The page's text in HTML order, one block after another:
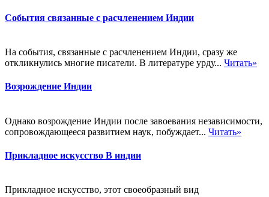
События связанные с расчленением Индии
На события, связанные с расчленением Индии, сразу же
откликнулись многие писатели. В литературе урду... Читать»
Возрождение Индии
Однако возрождение Индии после завоевания независимости,
сопровождающееся развитием наук, побуждает... Читать»
Прикладное искусство В индии
Прикладное искусство, этот своеобразный вид